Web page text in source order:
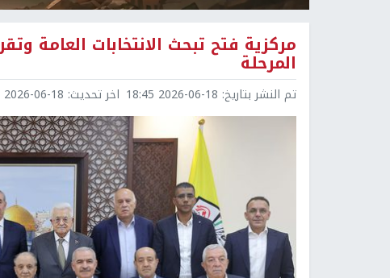
مركزية فتح تبحث الانتخابات العامة
المرحلة
تم النشر بتاريخ: 2026-06-18 18:45 اخر تحديث: 2026-06-18 18:51